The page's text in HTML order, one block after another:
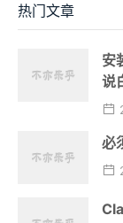
热门文章
安
说
必